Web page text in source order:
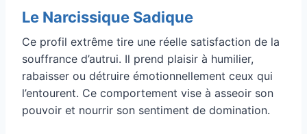
Le Narcissique Sadique
Ce profil extrême tire une réelle satisfaction de la
souffrance d’autrui. Il prend plaisir à humilier,
rabaisser ou détruire émotionnellement ceux qui
l’entourent. Ce comportement vise à asseoir son
pouvoir et nourrir son sentiment de domination.